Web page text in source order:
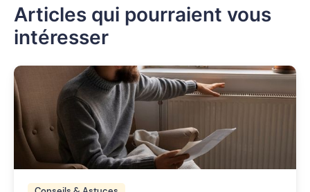
Articles qui pourraient vous
intéresser